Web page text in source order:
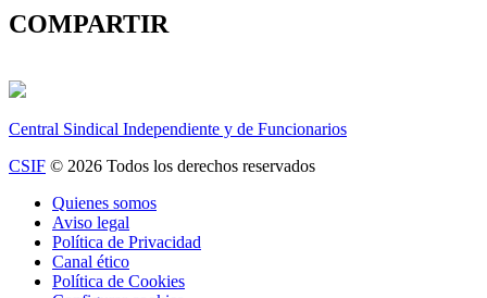
COMPARTIR
Central Sindical Independiente y de Funcionarios
CSIF © 2026 Todos los derechos reservados
Quienes somos
Aviso legal
Política de Privacidad
Canal ético
Política de Cookies